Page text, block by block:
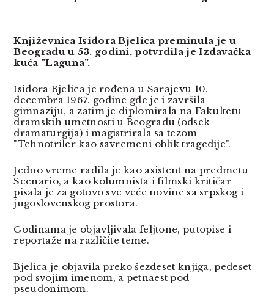
Književnica Isidora Bjelica preminula je u
Beogradu u 53. godini, potvrdila je Izdavačka
kuća "Laguna".
Isidora Bjelica je rođena u Sarajevu 10.
decembra 1967. godine gde je i završila
gimnaziju, a zatim je diplomirala na Fakultetu
dramskih umetnosti u Beogradu (odsek
dramaturgija) i magistrirala sa tezom
"Tehnotriler kao savremeni oblik tragedije".
Jedno vreme radila je kao asistent na predmetu
Scenario, a kao kolumnista i filmski kritičar
pisala je za gotovo sve veće novine sa srpskog i
jugoslovenskog prostora.
Godinama je objavljivala feljtone, putopise i
reportaže na različite teme.
Bjelica je objavila preko šezdeset knjiga, pedeset
pod svojim imenom, a petnaest pod
pseudonimom.